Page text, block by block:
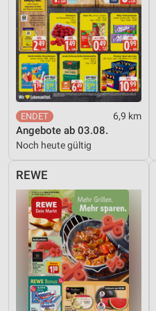
6,9 km
Angebote ab 03.08.
Noch heute gültig
REWE